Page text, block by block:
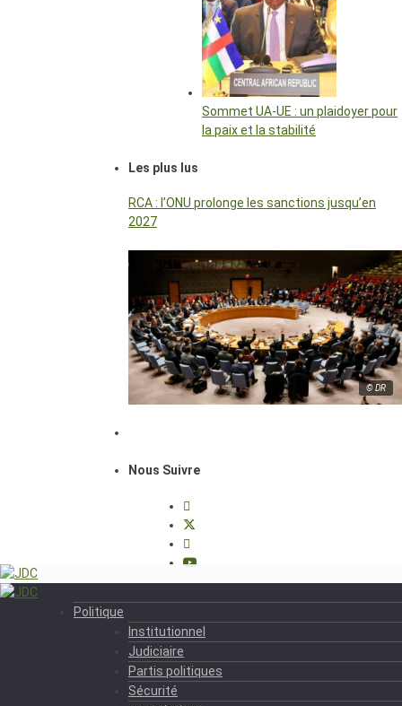
Sommet UA-UE : un plaidoyer pour
la paix et la stabilité
Les plus lus
RCA : l’ONU prolonge les sanctions jusqu’en
2027
© DR
Nous Suivre
Politique
Institutionnel
Judiciaire
Partis politiques
Sécurité